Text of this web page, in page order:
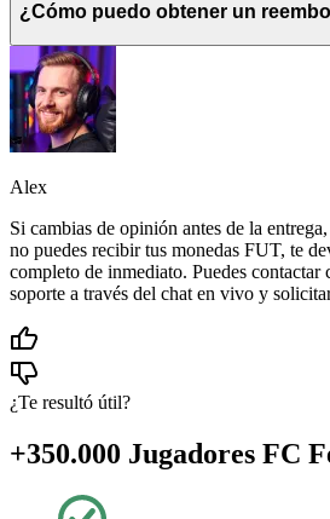
¿Cómo puedo obtener un
Alex
Si cambias de opinión antes de la
no puedes recibir tus monedas FUT, te
completo de inmediato. Puedes contactar
soporte a través del chat en vivo y
¿Te resultó útil?
+350.000 Jugadores FC